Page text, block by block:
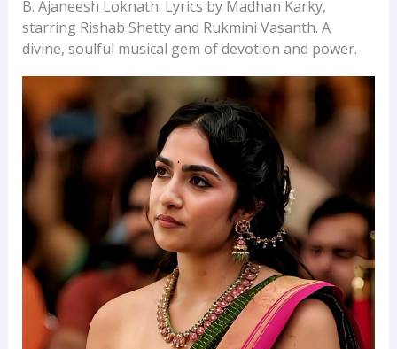
B. Ajaneesh Loknath. Lyrics by Madhan Karky,
starring Rishab Shetty and Rukmini Vasanth. A
divine, soulful musical gem of devotion and power.